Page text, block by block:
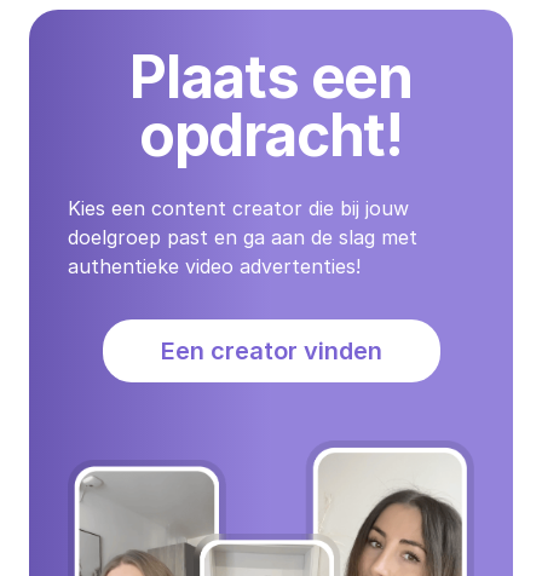
Plaats een
opdracht!
Kies een content creator die bij jouw
doelgroep past en ga aan de slag met
authentieke video advertenties!
Een creator vinden